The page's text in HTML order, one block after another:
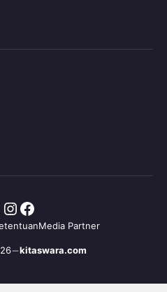
kitaswara.com
Media Partner
Instagram
Facebook